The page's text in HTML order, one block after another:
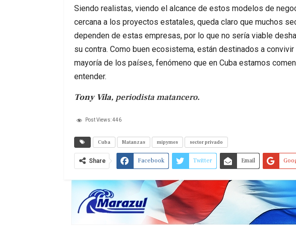
Siendo realistas, viendo el alcance de estos modelos de
cercana a los proyectos estatales, queda claro que muchos
dependen de estas empresas, por lo que no sería viable
su contra. Como buen ecosistema, están destinados a
mayoría de los países, fenómeno que en Cuba estamos
entender.
Tony Vila, periodista matancero.
Post Views:446
Cuba Matanzas mipymes sector privado
Share Facebook Twitter Email